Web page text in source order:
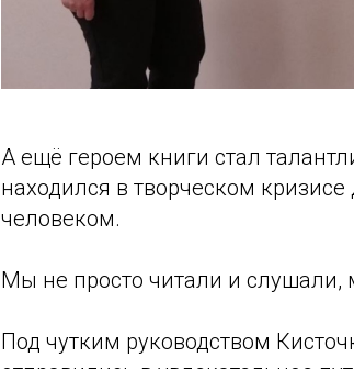
А ещё героем книги стал
находился в творческом
человеком.
Мы не просто читали и слушали,
Под чутким руководством